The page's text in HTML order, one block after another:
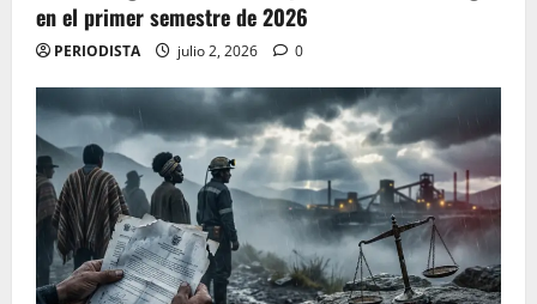
en el primer semestre de 2026
PERIODISTA julio 2, 2026 0